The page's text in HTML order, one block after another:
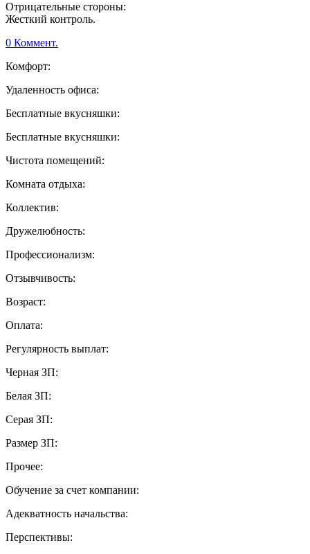
Отрицательные стороны:
Жесткий контроль.
0 Коммент.
Комфорт:
Удаленность офиса:
Бесплатные вкусняшки:
Бесплатные вкусняшки:
Чистота помещений:
Комната отдыха:
Коллектив:
Дружелюбность:
Профессионализм:
Отзывчивость:
Возраст:
Оплата:
Регулярность выплат:
Черная ЗП:
Белая ЗП:
Серая ЗП:
Размер ЗП:
Прочее:
Обучение за счет компании:
Адекватность начальства:
Перспективы: